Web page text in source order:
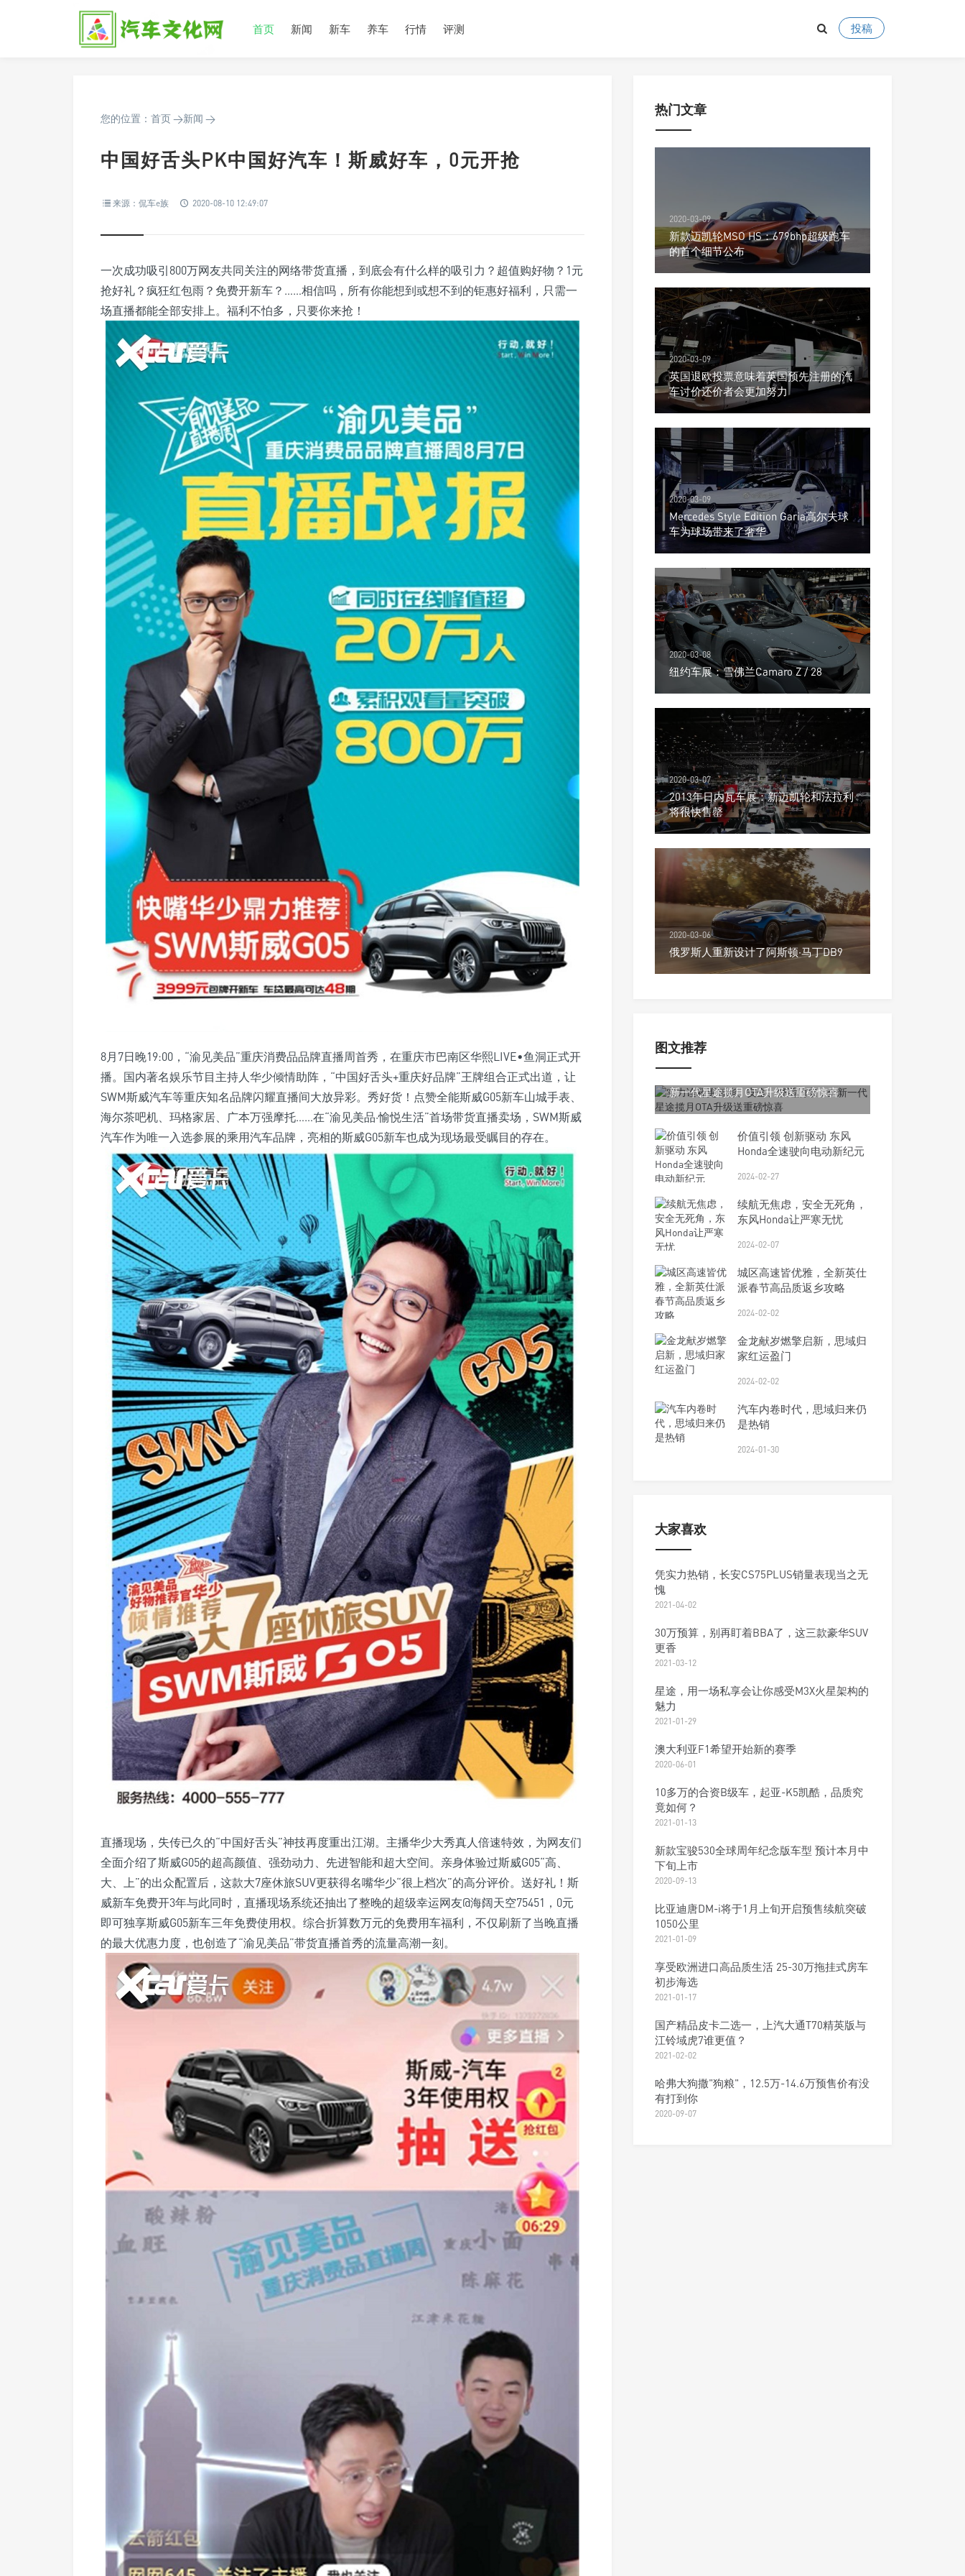
首页 新闻 新车 养车 行情 评测 投稿
您的位置： 首页>新闻 >
中国好舌头PK中国好汽车！斯威好车，0元开抢
来源：侃车e族 2020-08-10 12:49:07
一次成功吸引800万网友共同关注的网络带货直播，到底会有什么样的吸引力？超值购好物？1元
抢好礼？疯狂红包雨？免费开新车？……相信吗，所有你能想到或想不到的钜惠好福利，只需一
场直播都能全部安排上。福利不怕多，只要你来抢！
8月7日晚19:00，“渝见美品”重庆消费品品牌直播周首秀，在重庆市巴南区华熙LIVE•鱼洞正式开
播。国内著名娱乐节目主持人华少倾情助阵，“中国好舌头+重庆好品牌”王牌组合正式出道，让
SWM斯威汽车等重庆知名品牌闪耀直播间大放异彩。秀好货！点赞全能斯威G05新车山城手表、
海尔茶吧机、玛格家居、广本万强摩托……在“渝见美品·愉悦生活”首场带货直播卖场，SWM斯威
汽车作为唯一入选参展的乘用汽车品牌，亮相的斯威G05新车也成为现场最受瞩目的存在。
直播现场，失传已久的“中国好舌头”神技再度重出江湖。主播华少大秀真人倍速特效，为网友们
全面介绍了斯威G05的超高颜值、强劲动力、先进智能和超大空间。亲身体验过斯威G05“高、
大、上”的出众配置后，这款大7座休旅SUV更获得名嘴华少“很上档次”的高分评价。送好礼！斯
威新车免费开3年与此同时，直播现场系统还抽出了整晚的超级幸运网友@海阔天空75451，0元
即可独享斯威G05新车三年免费使用权。综合折算数万元的免费用车福利，不仅刷新了当晚直播
的最大优惠力度，也创造了“渝见美品”带货直播首秀的流量高潮一刻。
热门文章
2020-03-09
新款迈凯轮MSO HS：679bhp超级跑车
的首个细节公布
2020-03-09
英国退欧投票意味着英国预先注册的汽
车讨价还价者会更加努力
2020-03-09
Mercedes Style Edition Garia高尔夫球
车为球场带来了奢华
2020-03-08
纽约车展：雪佛兰Camaro Z / 28
2020-03-07
2013年日内瓦车展：新迈凯轮和法拉利
将很快售罄
2020-03-06
俄罗斯人重新设计了阿斯顿·马丁DB9
图文推荐
新一代星途揽月OTA升级送重磅惊喜
价值引领 创新驱动 东风
Honda全速驶向电动新纪元
2024-02-27
续航无焦虑，安全无死角，
东风Honda让严寒无忧
2024-02-07
城区高速皆优雅，全新英仕
派春节高品质返乡攻略
2024-02-02
金龙献岁燃擎启新，思域归
家红运盈门
2024-02-02
汽车内卷时代，思域归来仍
是热销
2024-01-30
大家喜欢
凭实力热销，长安CS75PLUS销量表现当之无
愧
2021-04-02
30万预算，别再盯着BBA了，这三款豪华SUV
更香
2021-03-12
星途，用一场私享会让你感受M3X火星架构的
魅力
2021-01-29
澳大利亚F1希望开始新的赛季
2020-06-01
10多万的合资B级车，起亚-K5凯酷，品质究
竟如何？
2021-01-13
新款宝骏530全球周年纪念版车型 预计本月中
下旬上市
2020-09-13
比亚迪唐DM-i将于1月上旬开启预售续航突破
1050公里
2021-01-09
享受欧洲进口高品质生活 25-30万拖挂式房车
初步海选
2021-01-17
国产精品皮卡二选一，上汽大通T70精英版与
江铃域虎7谁更值？
2021-02-02
哈弗大狗撒"狗粮"，12.5万-14.6万预售价有没
有打到你
2020-09-07